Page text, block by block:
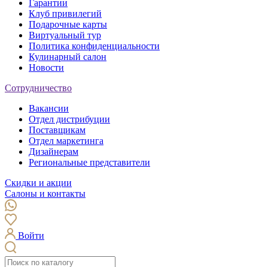
Гарантии
Клуб привилегий
Подарочные карты
Виртуальный тур
Политика конфиденциальности
Кулинарный салон
Новости
Сотрудничество
Вакансии
Отдел дистрибуции
Поставщикам
Отдел маркетинга
Дизайнерам
Региональные представители
Скидки и акции
Салоны и контакты
Войти